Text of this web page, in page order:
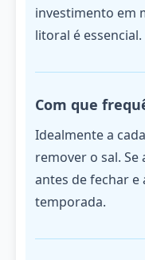
investimento em
litoral é essencial.
Com que
Idealmente a
remover o sal. Se
antes de fechar
temporada.